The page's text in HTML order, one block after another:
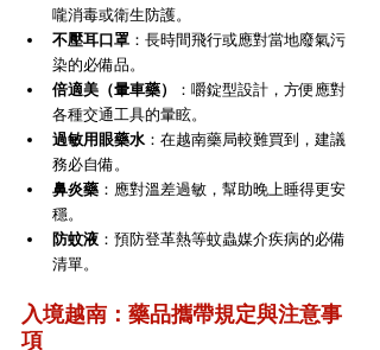
嚨消毒或衛生防護。
不壓耳口罩 ：長時間飛行或應對當地廢氣污
染的必備品。
倍適美（暈車藥）
：嚼錠型設計，方便應對
各種交通工具的暈眩。
過敏用眼藥水 ：在越南藥局較難買到，建議
務必自備。
鼻炎藥 ：應對溫差過敏，幫助晚上睡得更安
穩。
防蚊液 ：預防登革熱等蚊蟲媒介疾病的必備
清單。
入境越南：藥品攜帶規定與注意事
項